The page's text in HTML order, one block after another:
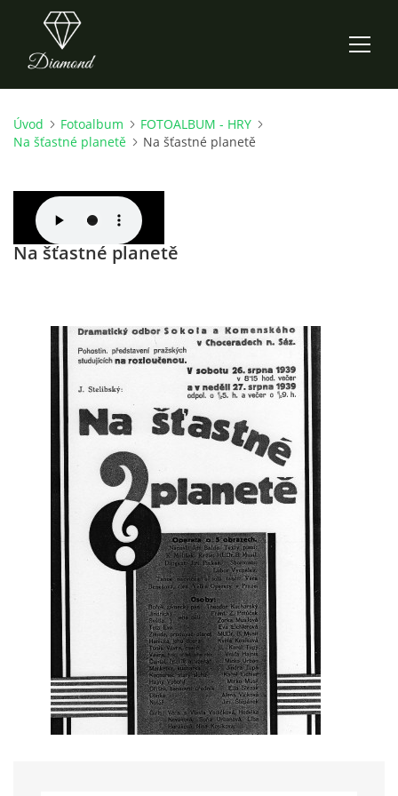
ÚVOD
O NÁS
CO NOVÉHO ZKOUŠÍME
KDY, KDE A CO HRAJEME
HRY OD ROKU 1973
VIDEOZÁZNAMY Z HER
FOTOALBUM
ČLENOVÉ - SOUČASNOST
HRY DO ROKU 1973
MÍSTO PRO VAŠE VZKAZY!!
Úvod Fotoalbum
FOTOALBUM - HRY
Na šťastné planetě
Na šťastné planetě
Na šťastné planetě